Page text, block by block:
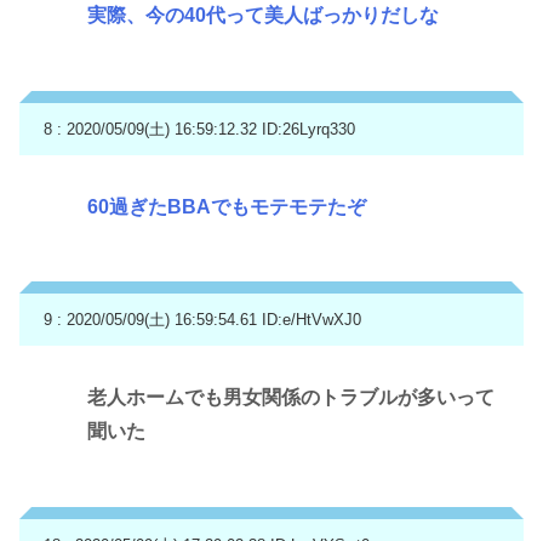
実際、今の40代って美人ばっかりだしな
8 : 2020/05/09(土) 16:59:12.32 ID:26Lyrq330
60過ぎたBBAでもモテモテたぞ
9 : 2020/05/09(土) 16:59:54.61 ID:e/HtVwXJ0
老人ホームでも男女関係のトラブルが多いって
聞いた